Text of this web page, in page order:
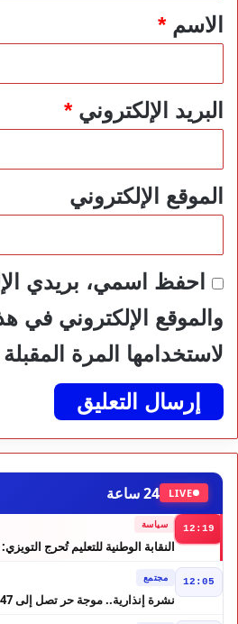
*الاسم*
البريد الإلكتروني*
الموقع الإلكتروني
احفظ اسمي، بريدي
والموقع الإلكتروني في
لاستخدامها المرة
LIVE 24 ساعة
12:19 سياسة
12:05 مجتمع